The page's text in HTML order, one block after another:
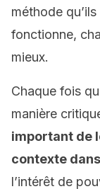
méthode
fonctionne,
mieux.
Chaque fois
manière
important de
contexte
l’intérêt de